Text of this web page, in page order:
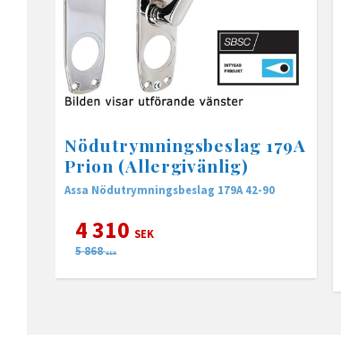
Nödutrymningsbeslag 179A
Prion (Allergivänlig)
Assa Nödutrymningsbeslag 179A 42-90
4 310 SEK
5 868 SEK